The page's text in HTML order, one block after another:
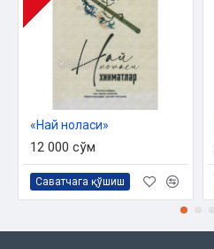
ҲИКМАТ ЖАВОҲИРЛАРИ
«Най ноласи»
12 000 сўм
Саватчага қўшиш